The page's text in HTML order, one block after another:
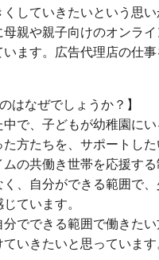
していきたいという思
親や親子向けのオンラ
ます。広告代理店の仕
はなぜでしょうか？】
中で、子どもが幼稚園に
方たちを、サポートし
の共働き世帯を応援す
、自分ができる範囲で
ています。
でできる範囲で働きた
いきたいと思っています